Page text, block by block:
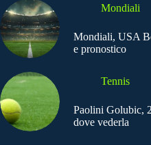
Mondiali
Mondiali, USA
e pronostico
Tennis
Paolini Golubic,
dove vederla